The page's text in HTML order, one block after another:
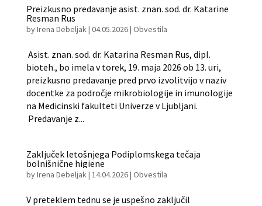
Preizkusno predavanje asist. znan. sod. dr. Katarine
Resman Rus
byIrena Debeljak| 04.05.2026| Obvestila
Asist. znan. sod. dr. Katarina Resman Rus, dipl.
bioteh., bo imela v torek, 19. maja 2026 ob 13. uri,
preizkusno predavanje pred prvo izvolitvijo v naziv
docentke za področje mikrobiologije in imunologije
na Medicinski fakulteti Univerze v Ljubljani.
Predavanje z...
Zaključek letošnjega Podiplomskega tečaja
bolnišnične higiene
byIrena Debeljak| 14.04.2026| Obvestila
V preteklem tednu se je uspešno zaključil